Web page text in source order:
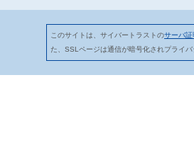
このサイトは、サイバートラストのサーバ証
た、SSLページは通信が暗号化されプライバ